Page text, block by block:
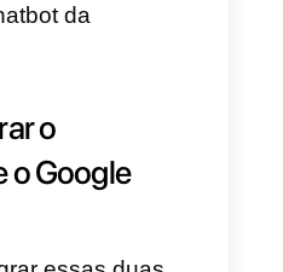
sem ter que
programa. Em
é um
do Google
de cálculo.